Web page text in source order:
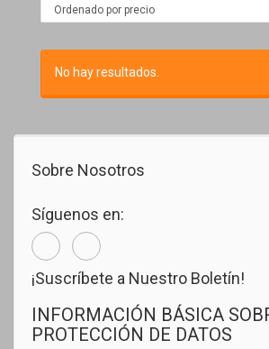
No hay resultados.
Sobre Nosotros
Síguenos en:
¡Suscríbete a Nuestro Boletín!
INFORMACIÓN BÁSICA
PROTECCIÓN DE DATOS